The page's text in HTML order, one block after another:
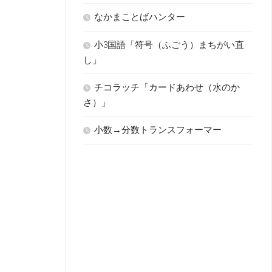
なかまことばハンター
小3国語「符号（ふごう）まちがい直
し」
チコラッチ「カードあわせ（水のか
さ）」
小数→分数トランスフォーマー